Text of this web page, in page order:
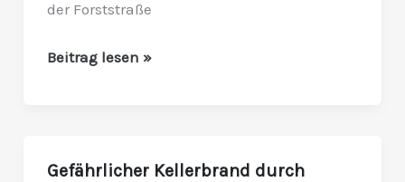
der Forststraße
Beitrag lesen »
Gefährlicher Kellerbrand durch
Gefährlicher